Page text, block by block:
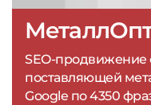
SEO-продвижение
поставляющей
Google по 4350